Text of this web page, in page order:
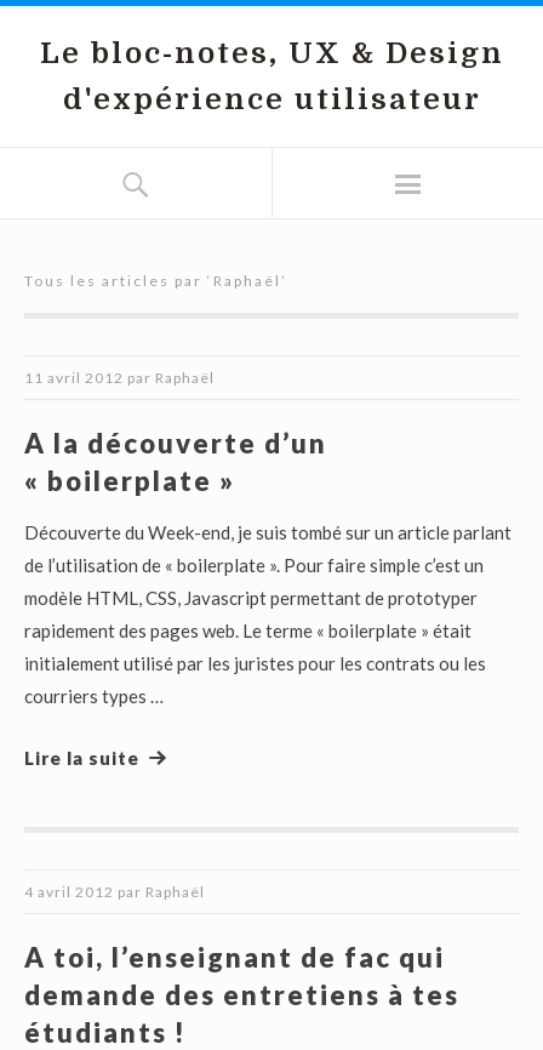
Le bloc-notes, UX & Design
d'expérience utilisateur
Tous les articles par ‘ Raphaël ’
11 avril 2012 par Raphaël
A la découverte d’un
« boilerplate »
Découverte du Week-end, je suis tombé sur un article parlant
de l’utilisation de « boilerplate ». Pour faire simple c’est un
modèle HTML, CSS, Javascript permettant de prototyper
rapidement des pages web. Le terme « boilerplate » était
initialement utilisé par les juristes pour les contrats ou les
courriers types …
Lire la suite
4 avril 2012 par Raphaël
A toi, l’enseignant de fac qui
demande des entretiens à tes
étudiants !